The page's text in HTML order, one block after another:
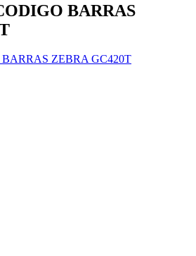
BARRAS
ZEBRA GC420T